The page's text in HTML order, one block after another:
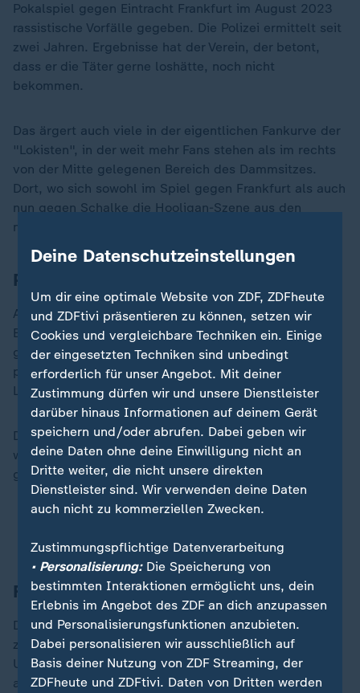
Pokalspiel gegen Eintracht Frankfurt im August 2023
rassistische Vorfälle gegeben. Die Polizei ermittelt seit
zwei Jahren. Ergebnisse hat der Verein, der betont,
dass er die Täter gerne loshätte, noch nicht
bekommen.
Das ärgert auch viele in der eigentlichen Fankurve der
"Lokisten", in der weit mehr Fans stehen als im rechts
von der Mitte gelegenen Bereich des Dammsitzes.
Dort, wo sich sowohl im Spiel gegen Frankfurt als auch
nun gegen Schalke die Hooligan-Szene aus den
neunziger Jahren tummelte.
Pfiffe gegen Antwi-Adjei
Aber dass so viele Lok-Fans Antwi-Adjei bei jeder
Ballberührung auspfiffen, war erschreckend - wenig
glaubwürdig, dass die Pfiffe einer angeblich
provozierenden Geste Antwi-Adjei in Richtung des
Leipzigers Alexander Siebeck gegolten haben.
Dass die offensichtlichsten Rassismusvorfälle -
wenngleich deutlich weniger als vor 20 Jahren - so
gehäuft im Osten auftreten, ist kein Zufall.
Rassistische Vorfälle haben Nachspiel
Fußball als Spiegelbild der Gesellschaft
Dass dort rechte Einstellungsmuster verbreitet sind,
zeigen diverse Studien, darunter auch von der
Universität Leipzig aus dem vergangenen Jahr. Doch
auch im Westen wandelt sich das Bild, rechte
Deine Datenschutzeinstellungen
Um dir eine optimale Website von ZDF, ZDFheute
und ZDFtivi präsentieren zu können, setzen wir
Cookies und vergleichbare Techniken ein. Einige
der eingesetzten Techniken sind unbedingt
erforderlich für unser Angebot. Mit deiner
Zustimmung dürfen wir und unsere Dienstleister
darüber hinaus Informationen auf deinem Gerät
speichern und/oder abrufen. Dabei geben wir
deine Daten ohne deine Einwilligung nicht an
Dritte weiter, die nicht unsere direkten
Dienstleister sind. Wir verwenden deine Daten
auch nicht zu kommerziellen Zwecken.
Zustimmungspflichtige Datenverarbeitung
• Personalisierung:Die Speicherung von
bestimmten Interaktionen ermöglicht uns, dein
Erlebnis im Angebot des ZDF an dich anzupassen
und Personalisierungsfunktionen anzubieten.
Dabei personalisieren wir ausschließlich auf
Basis deiner Nutzung von ZDF Streaming, der
ZDFheute und ZDFtivi. Daten von Dritten werden